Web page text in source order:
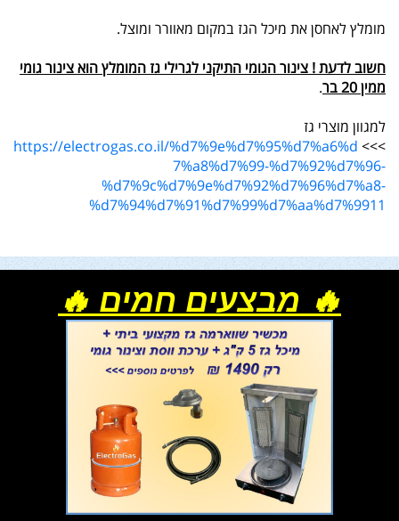
מומלץ לאחסן את מיכל הגז במקום מאוורר ומוצל.
חשוב לדעת ! צינור הגומי התיקני לגרילי גז המומלץ הוא צינור גומי
ממין 20 בר
.
למגוון מוצרי גז
>>>
https://electrogas.co.il/%d7%9e%d7%95%d7%a6%d
7%a8%d7%99-%d7%92%d7%96-
%d7%9c%d7%9e%d7%92%d7%96%d7%a8-
%d7%94%d7%91%d7%99%d7%aa%d7%9911
🔥 מבצעים חמים 🔥